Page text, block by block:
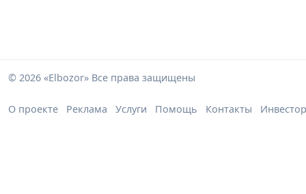
© 2026 «Elbozor» Все права защищены
О проекте Реклама Услуги Помощь Контакты